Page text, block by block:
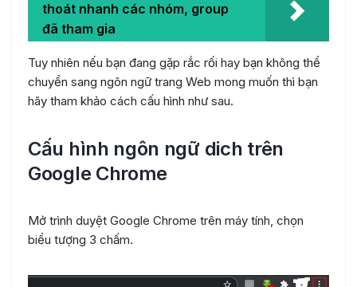
thoát nhanh các nhóm, group
đã tham gia
Tuy nhiên nếu bạn đang gặp rắc rối hay bạn không thể
chuyển sang ngôn ngữ trang Web mong muốn thì bạn
hãy tham khảo cách cấu hình như sau.
Cấu hình ngôn ngữ dich trên
Google Chrome
Mở trình duyệt Google Chrome trên máy tính, chọn
biểu tượng 3 chấm.